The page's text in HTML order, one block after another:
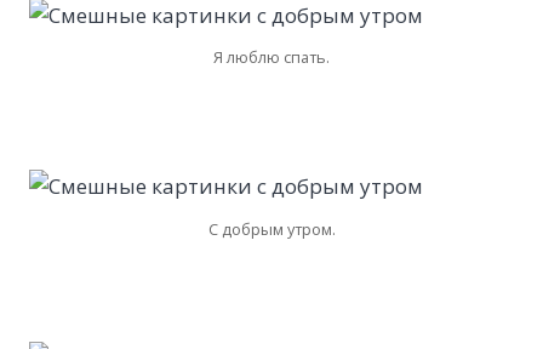
Я люблю спать.
С добрым утром.